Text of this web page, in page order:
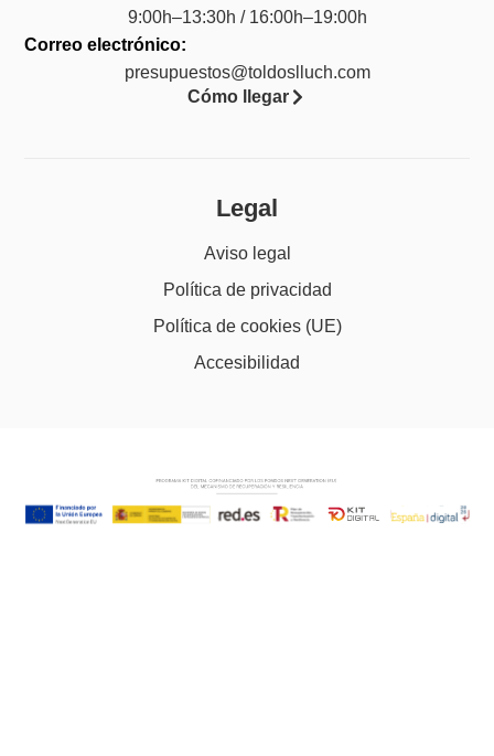
9:00h–13:30h / 16:00h–19:00h
Correo electrónico:
presupuestos@toldoslluch.com
Cómo llegar
Legal
Aviso legal
Política de privacidad
Política de cookies (UE)
Accesibilidad